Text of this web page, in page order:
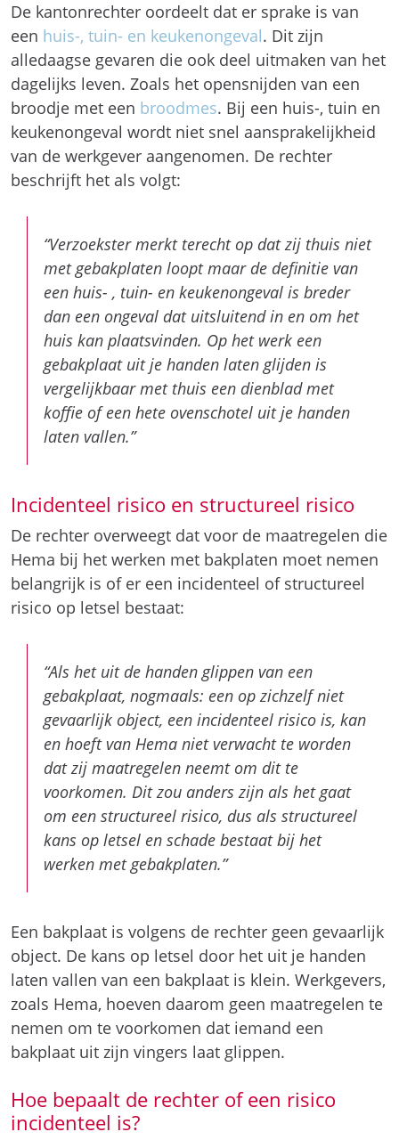
De kantonrechter oordeelt dat er sprake is van
een huis-, tuin- en keukenongeval. Dit zijn
alledaagse gevaren die ook deel uitmaken van het
dagelijks leven. Zoals het opensnijden van een
broodje met een broodmes. Bij een huis-, tuin en
keukenongeval wordt niet snel aansprakelijkheid
van de werkgever aangenomen. De rechter
beschrijft het als volgt:
“Verzoekster merkt terecht op dat zij thuis niet
met gebakplaten loopt maar de definitie van
een huis- , tuin- en keukenongeval is breder
dan een ongeval dat uitsluitend in en om het
huis kan plaatsvinden. Op het werk een
gebakplaat uit je handen laten glijden is
vergelijkbaar met thuis een dienblad met
koffie of een hete ovenschotel uit je handen
laten vallen.”
Incidenteel risico en structureel risico
De rechter overweegt dat voor de maatregelen die
Hema bij het werken met bakplaten moet nemen
belangrijk is of er een incidenteel of structureel
risico op letsel bestaat:
“Als het uit de handen glippen van een
gebakplaat, nogmaals: een op zichzelf niet
gevaarlijk object, een incidenteel risico is, kan
en hoeft van Hema niet verwacht te worden
dat zij maatregelen neemt om dit te
voorkomen. Dit zou anders zijn als het gaat
om een structureel risico, dus als structureel
kans op letsel en schade bestaat bij het
werken met gebakplaten.”
Een bakplaat is volgens de rechter geen gevaarlijk
object. De kans op letsel door het uit je handen
laten vallen van een bakplaat is klein. Werkgevers,
zoals Hema, hoeven daarom geen maatregelen te
nemen om te voorkomen dat iemand een
bakplaat uit zijn vingers laat glippen.
Hoe bepaalt de rechter of een risico
incidenteel is?